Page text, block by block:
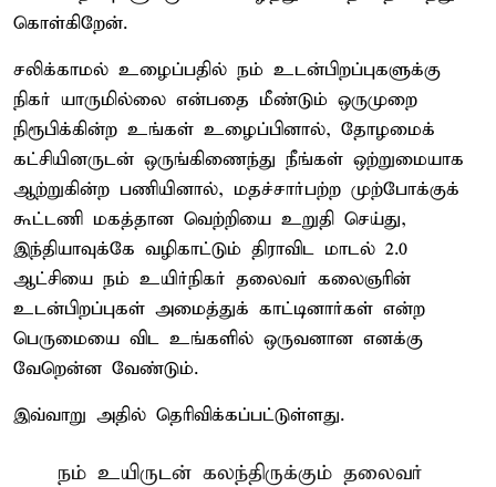
கொள்கிறேன்.
சலிக்காமல் உழைப்பதில் நம் உடன்பிறப்புகளுக்கு
நிகர் யாருமில்லை என்பதை மீண்டும் ஒருமுறை
நிரூபிக்கின்ற உங்கள் உழைப்பினால், தோழமைக்
கட்சியினருடன் ஒருங்கிணைந்து நீங்கள் ஒற்றுமையாக
ஆற்றுகின்ற பணியினால், மதச்சார்பற்ற முற்போக்குக்
கூட்டணி மகத்தான வெற்றியை உறுதி செய்து,
இந்தியாவுக்கே வழிகாட்டும் திராவிட மாடல் 2.0
ஆட்சியை நம் உயிர்நிகர் தலைவர் கலைஞரின்
உடன்பிறப்புகள் அமைத்துக் காட்டினார்கள் என்ற
பெருமையை விட உங்களில் ஒருவனான எனக்கு
வேறென்ன வேண்டும்.
இவ்வாறு அதில் தெரிவிக்கப்பட்டுள்ளது.
நம் உயிருடன் கலந்திருக்கும் தலைவர்